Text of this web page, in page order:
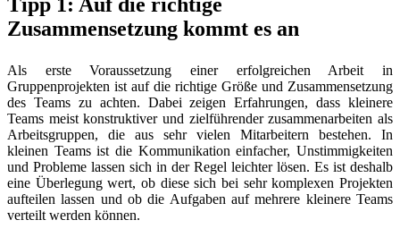
Tipp 1: Auf die richtige
Zusammensetzung kommt es an
Als erste Voraussetzung einer erfolgreichen Arbeit in
Gruppenprojekten ist auf die richtige Größe und Zusammensetzung
des Teams zu achten. Dabei zeigen Erfahrungen, dass kleinere
Teams meist konstruktiver und zielführender zusammenarbeiten als
Arbeitsgruppen, die aus sehr vielen Mitarbeitern bestehen. In
kleinen Teams ist die Kommunikation einfacher, Unstimmigkeiten
und Probleme lassen sich in der Regel leichter lösen. Es ist deshalb
eine Überlegung wert, ob diese sich bei sehr komplexen Projekten
aufteilen lassen und ob die Aufgaben auf mehrere kleinere Teams
verteilt werden können.